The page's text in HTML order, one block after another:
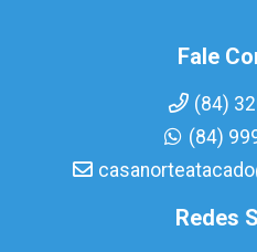
Fale
(84)
(84)
Redes